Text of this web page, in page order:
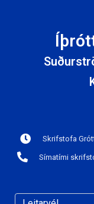
Skrifstofa
Símatími